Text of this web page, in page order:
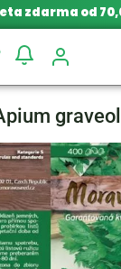
zdarma od